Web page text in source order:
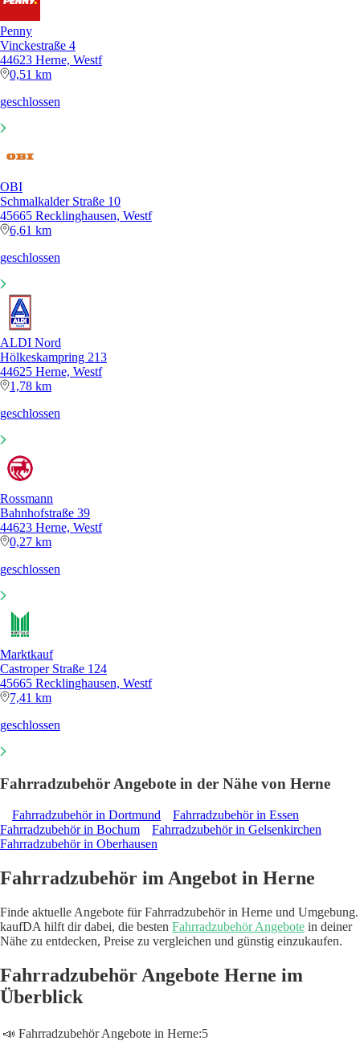
Penny
Vinckestraße 4
44623 Herne, Westf
0,51 km
geschlossen
OBI
Schmalkalder Straße 10
45665 Recklinghausen, Westf
6,61 km
geschlossen
ALDI Nord
Hölkeskampring 213
44625 Herne, Westf
1,78 km
geschlossen
Rossmann
Bahnhofstraße 39
44623 Herne, Westf
0,27 km
geschlossen
Marktkauf
Castroper Straße 124
45665 Recklinghausen, Westf
7,41 km
geschlossen
Fahrradzubehör Angebote in der Nähe von Herne
Fahrradzubehör in Dortmund
Fahrradzubehör in Essen
Fahrradzubehör in Bochum
Fahrradzubehör in Gelsenkirchen
Fahrradzubehör in Oberhausen
Fahrradzubehör im Angebot in Herne
Finde aktuelle Angebote für Fahrradzubehör in Herne und Umgebung.
kaufDA hilft dir dabei, die besten Fahrradzubehör Angebote in deiner
Nähe zu entdecken, Preise zu vergleichen und günstig einzukaufen.
Fahrradzubehör Angebote Herne im
Überblick
📣 Fahrradzubehör Angebote in Herne:5